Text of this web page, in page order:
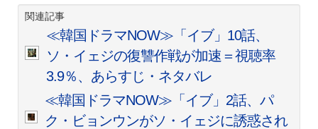
関連記事
≪韓国ドラマNOW≫「イブ」10話、
ソ・イェジの復讐作戦が加速＝視聴率
3.9％、あらすじ・ネタバレ
≪韓国ドラマNOW≫「イブ」2話、パ
ク・ビョンウンがソ・イェジに誘惑され